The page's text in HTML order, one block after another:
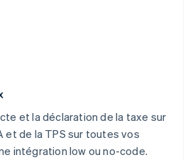
et la déclaration de la taxe sur
et de la TPS sur toutes vos
intégration low ou no-code.